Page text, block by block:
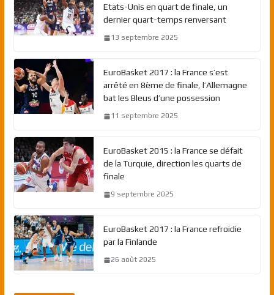
Etats-Unis en quart de finale, un
dernier quart-temps renversant
13 septembre 2025
EuroBasket 2017 : la France s’est
arrêté en 8ème de finale, l’Allemagne
bat les Bleus d’une possession
11 septembre 2025
EuroBasket 2015 : la France se défait
de la Turquie, direction les quarts de
finale
9 septembre 2025
EuroBasket 2017 : la France refroidie
par la Finlande
26 août 2025